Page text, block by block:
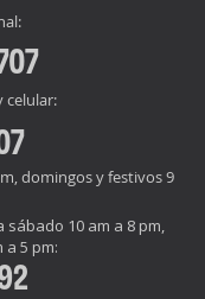
celular:
domingos y festivos 9
10 am a 8 pm,
5 pm: